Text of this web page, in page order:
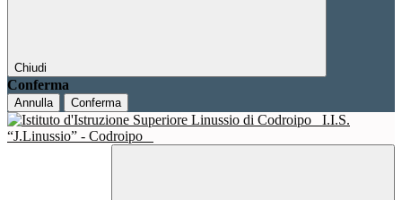
Chiudi
Conferma
Annulla Conferma
I.I.S.
“J.Linussio” - Codroipo